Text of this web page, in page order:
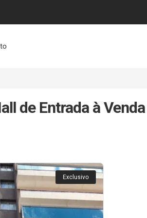
de Entrada à Venda
Exclusivo